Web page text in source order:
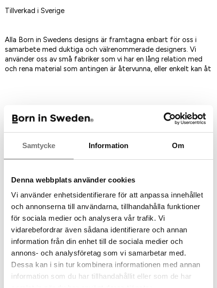
Samtycke Information Om
Denna webbplats använder cookies
Vi använder enhetsidentifierare för att anpassa innehållet
och annonserna till användarna, tillhandahålla funktioner
för sociala medier och analysera vår trafik. Vi
vidarebefordrar även sådana identifierare och annan
information från din enhet till de sociala medier och
annons- och analysföretag som vi samarbetar med.
Dessa kan i sin tur kombinera informationen med annan
information som du har tillhandahållit eller som de har
Tillverkad i Sverige
Alla Born in Swedens designs är framtagna enbart för oss i
samarbete med duktiga och välrenommerade designers. Vi
använder oss av små fabriker som vi har en lång relation med
och rena material som antingen är återvunna, eller enkelt kan åt
Artikelnummer:
7340457-3
Rekommenderade tillbehör till
denna produkt